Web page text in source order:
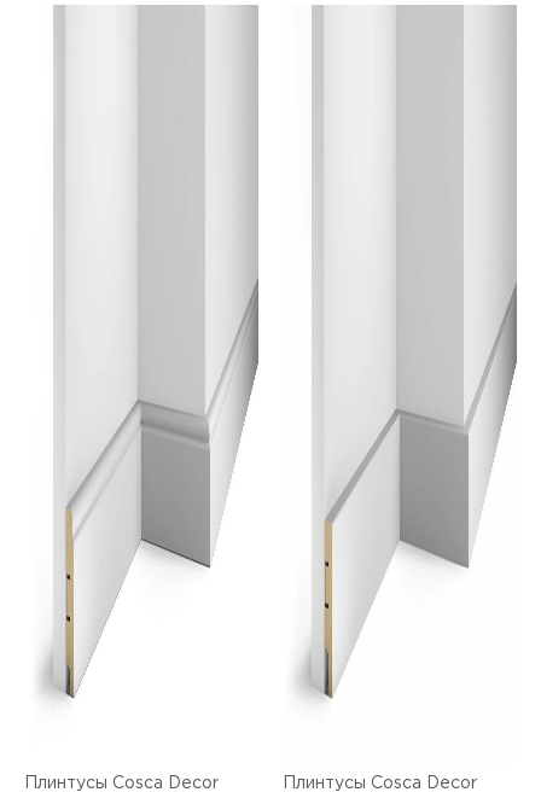
Плинтусы Cosca Decor
Плинтусы Cosca Decor